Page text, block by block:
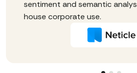
sentiment and semantic
house corporate use.